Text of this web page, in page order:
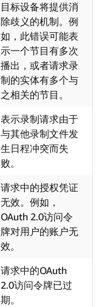
目标设备将提供消
除歧义的机制。例
如，此错误可能表
示一个节目有多次
播出，或者请求录
制的实体有多个与
之相关的节目。
表示录制请求由于
与其他录制文件发
生日程冲突而失
败。
请求中的授权凭证
无效。例如，
OAuth 2.0访问令
牌对用户的账户无
效。
请求中的OAuth
2.0访问令牌已过
期。